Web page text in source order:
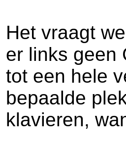
Het vraagt
er links geen
tot een hele
bepaalde
klavieren,